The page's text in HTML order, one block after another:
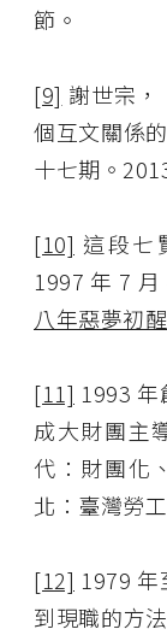
節。
[9] 謝世宗
個互文關係
十七期。
[10] 這段七
1997 年 7
八年惡夢初
[11] 1993
成大財團主
代：財團化
北：臺灣勞
[12] 1979
到現職的方